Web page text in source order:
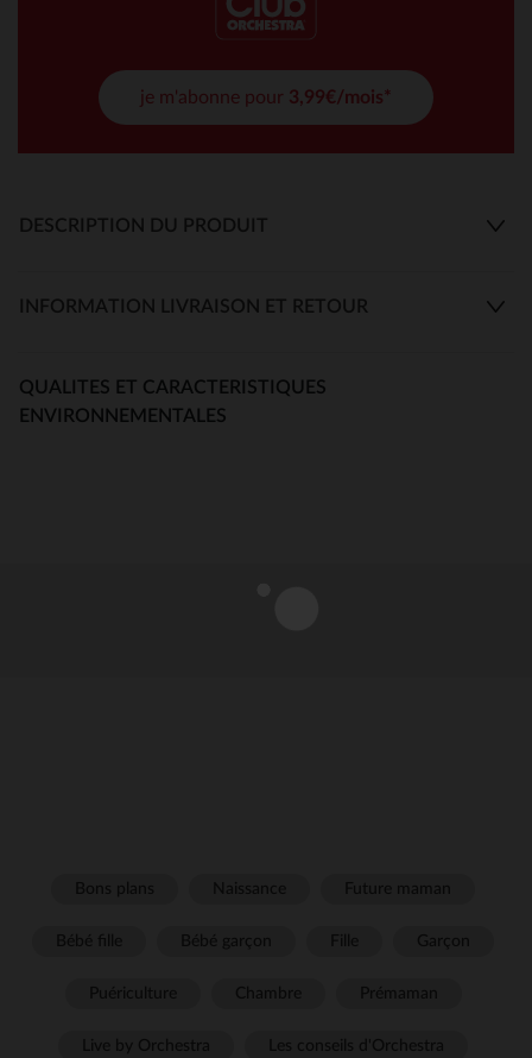
je m'abonne pour 3,99€/mois*
DESCRIPTION DU PRODUIT
INFORMATION LIVRAISON ET RETOUR
QUALITES ET CARACTERISTIQUES
ENVIRONNEMENTALES